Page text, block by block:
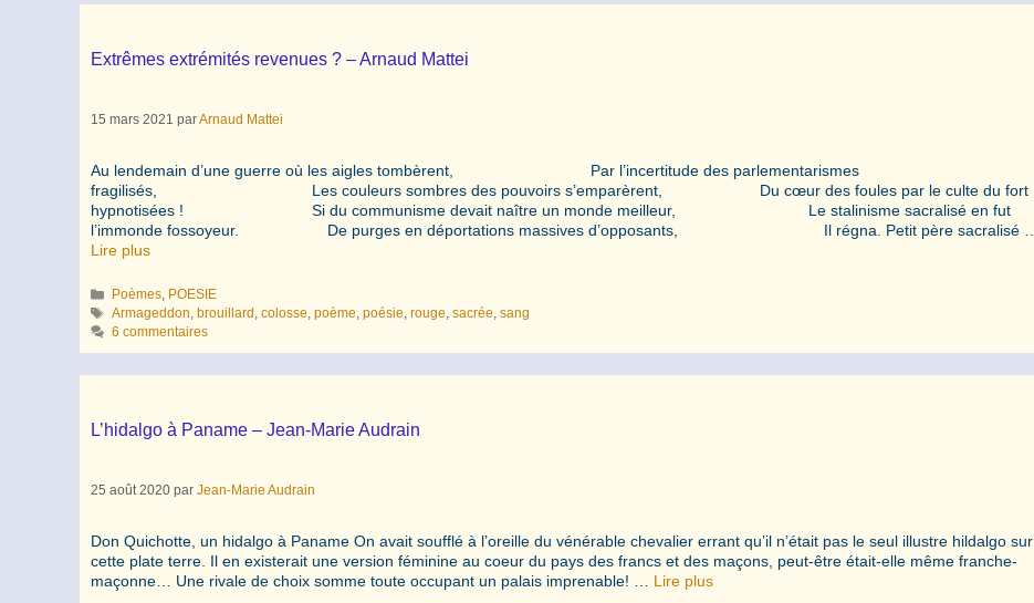
Extrêmes extrémités revenues ? – Arnaud Mattei
15 mars 2021 parArnaud Mattei
Au lendemain d’une guerre où les aigles tombèrent, Par l’incertitude des parlementarismes
fragilisés, Les couleurs sombres des pouvoirs s’emparèrent, Du cœur des foules par le culte du fort
hypnotisées ! Si du communisme devait naître un monde meilleur, Le stalinisme sacralisé en fut
l’immonde fossoyeur. De purges en déportations massives d’opposants, Il régna. Petit père sacralisé …
Lire plus
Catégories
Poèmes, POESIE
Étiquettes
Armageddon, brouillard ,colosse,poème,poésie,rouge,sacrée,sang
6 commentaires
L’hidalgo à Paname – Jean-Marie Audrain
25 août 2020 par Jean-Marie Audrain
Don Quichotte, un hidalgo à Paname On avait soufflé à l’oreille du vénérable chevalier errant qu’il n’était pas le seul illustre hildalgo sur
cette plate terre. Il en existerait une version féminine au coeur du pays des francs et des maçons, peut-être était-elle même franche-
maçonne… Une rivale de choix somme toute occupant un palais imprenable! … Lire plus